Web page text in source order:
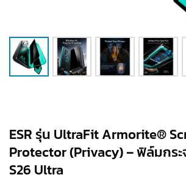
ESR รุ่น UltraFit Armorite®
Protector (Privacy) – ฟิล์มกร
S26 Ultra